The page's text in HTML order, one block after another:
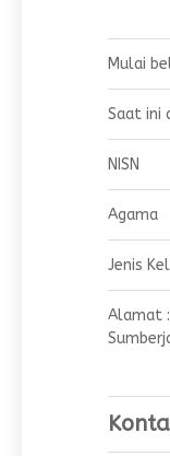
Mulai
Saat ini
NISN
Agama
Jenis
Alamat :